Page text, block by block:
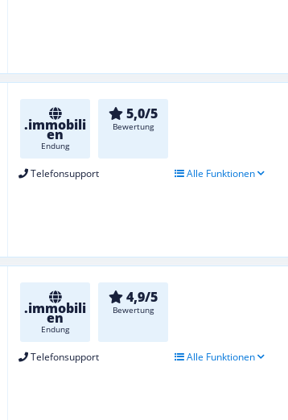
.immobili
en
Endung
5,0/5
Bewertung
Telefonsupport Alle Funktionen
.immobili
en
Endung
4,9/5
Bewertung
Telefonsupport Alle Funktionen